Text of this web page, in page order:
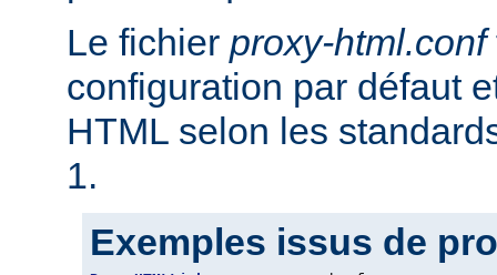
Le fichier proxy-html.conf
configuration par défaut
HTML selon les
1.
Exemples issus de